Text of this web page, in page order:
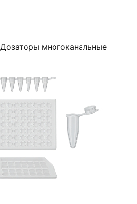
Дозаторы многоканальные